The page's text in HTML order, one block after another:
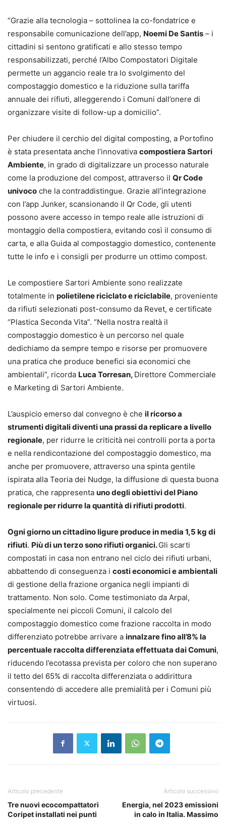
“Grazie alla tecnologia – sottolinea la co-fondatrice e
responsabile comunicazione dell’app, Noemi De Santis – i
cittadini si sentono gratificati e allo stesso tempo
responsabilizzati, perché l’Albo Compostatori Digitale
permette un aggancio reale tra lo svolgimento del
compostaggio domestico e la riduzione sulla tariffa
annuale dei rifiuti, alleggerendo i Comuni dall’onere di
organizzare visite di follow-up a domicilio”.
Per chiudere il cerchio del digital composting, a Portofino
è stata presentata anche l’innovativa compostiera Sartori
Ambiente, in grado di digitalizzare un processo naturale
come la produzione del compost, attraverso il Qr Code
univoco che la contraddistingue. Grazie all’integrazione
con l’app Junker, scansionando il Qr Code, gli utenti
possono avere accesso in tempo reale alle istruzioni di
montaggio della compostiera, evitando così il consumo di
carta, e alla Guida al compostaggio domestico, contenente
tutte le info e i consigli per produrre un ottimo compost.
Le compostiere Sartori Ambiente sono realizzate
totalmente in polietilene riciclato e riciclabile, proveniente
da rifiuti selezionati post-consumo da Revet, e certificate
“Plastica Seconda Vita”. “Nella nostra realtà il
compostaggio domestico è un percorso nel quale
dedichiamo da sempre tempo e risorse per promuovere
una pratica che produce benefici sia economici che
ambientali”, ricorda Luca Torresan, Direttore Commerciale
e Marketing di Sartori Ambiente.
L’auspicio emerso dal convegno è che il ricorso a
strumenti digitali diventi una prassi da replicare a livello
regionale, per ridurre le criticità nei controlli porta a porta
e nella rendicontazione del compostaggio domestico, ma
anche per promuovere, attraverso una spinta gentile
ispirata alla Teoria dei Nudge, la diffusione di questa buona
pratica, che rappresenta uno degli obiettivi del Piano
regionale per ridurre la quantità di rifiuti prodotti.
Ogni giorno un cittadino ligure produce in media 1,5 kg di
rifiuti. Più di un terzo sono rifiuti organici.Gli scarti
compostati in casa non entrano nel ciclo dei rifiuti urbani,
abbattendo di conseguenza i costi economici e ambientali
di gestione della frazione organica negli impianti di
trattamento. Non solo. Come testimoniato da Arpal,
specialmente nei piccoli Comuni, il calcolo del
compostaggio domestico come frazione raccolta in modo
differenziato potrebbe arrivare a innalzare fino all’8% la
percentuale raccolta differenziata effettuata dai Comuni,
riducendo l’ecotassa prevista per coloro che non superano
il tetto del 65% di raccolta differenziata o addirittura
consentendo di accedere alle premialità per i Comuni più
virtuosi.
Articolo precedente
Tre nuovi ecocompattatori
Coripet installati nei punti
Articolo successivo
Energia, nel 2023 emissioni
in calo in Italia. Massimo